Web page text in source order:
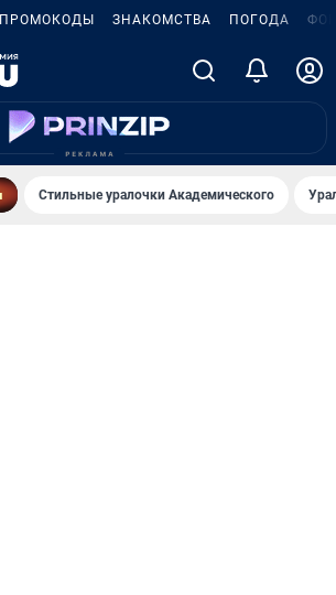
ПРОМОКОДЫ ЗНАКОМСТВА ПОГОДА
Стильные уралочки Академического